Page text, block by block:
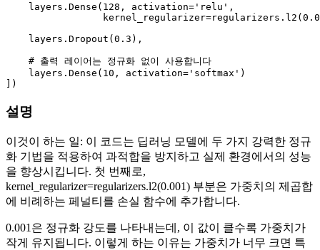
    layers.Dense(
128 , activation= 'relu' ,
                 kernel_regularizer=regularizers.l2(
    layers.Dropout(
0.3 ),
# 출력 레이어는 정규화 없이 사용합니다
    layers.Dense(
10 , activation= 'softmax' )
설명
이것이 하는 일: 이 코드는 딥러닝 모델에 두 가지 강력한 정규
화 기법을 적용하여 과적합을 방지하고 실제 환경에서의 성능
을 향상시킵니다. 첫 번째로,
kernel_regularizer=regularizers.l2(0.001) 부분은 가중치의 제곱합
에 비례하는 페널티를 손실 함수에 추가합니다.
0.001은 정규화 강도를 나타내는데, 이 값이 클수록 가중치가
작게 유지됩니다. 이렇게 하는 이유는 가중치가 너무 크면 특